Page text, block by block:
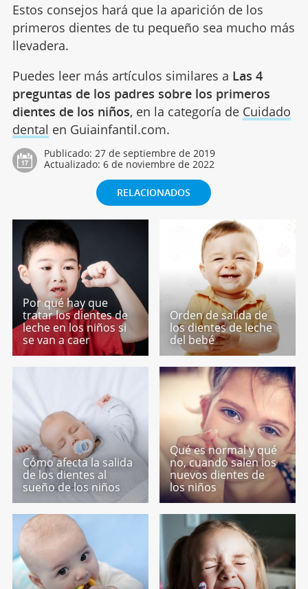
Estos consejos hará que la aparición de los
primeros dientes de tu pequeño sea mucho más
llevadera.
Puedes leer más artículos similares a Las 4
preguntas de los padres sobre los primeros
dientes de los niños, en la categoría de Cuidado
dental en Guiainfantil.com.
Publicado: 27 de septiembre de 2019
Actualizado: 6 de noviembre de 2022
RELACIONADOS
Por qué hay que
tratar los dientes de
leche en los niños si
se van a caer
Orden de salida de
los dientes de leche
del bebé
Cómo afecta la salida
de los dientes al
sueño de los niños
Qué es normal y qué
no, cuando salen los
nuevos dientes de
los niños